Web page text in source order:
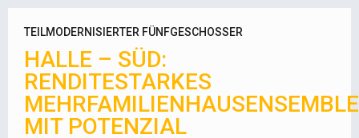
TEILMODERNISIERTER FÜNFGESCHOSSER
HALLE – SÜD:
RENDITESTARKES
MEHRFAMILIENHAUSENSEMBLE
MIT POTENZIAL